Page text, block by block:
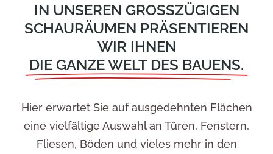
Produkte
Karriere
Kundenservice
IN UNSEREN GROSSZÜGIGEN S
CHAURÄUMEN PRÄSENTIEREN W
IR IHNEN
DIE GANZE WELT DES BAUENS.
Hier erwartet Sie auf ausgedehnten Flächen
eine vielfältige Auswahl an Türen, Fenstern,
Fliesen, Böden und vieles mehr in den